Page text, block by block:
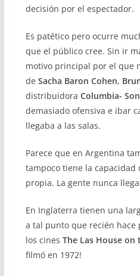
decisión por el espectador.
Es patético pero ocurre
que el público cree. Sin ir
motivo principal por el que
de Sacha Baron Cohen,
distribuidora Columbia-
demasiado ofensiva e ibar
llegaba a las salas.
Parece que en Argentina
tampoco tiene la
propia. La gente nunca
En Inglaterra tienen una
a tal punto que recién hace
los cines The Las House on
filmó en 1972!